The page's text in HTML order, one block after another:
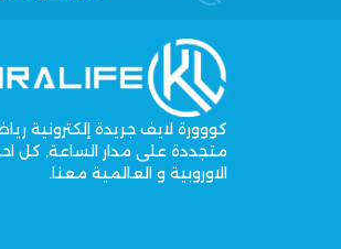
كووورة لايف جريدة إلكترونية
متجددة على مدار الساعة, كل
الاوروبية و العالمية معنا.